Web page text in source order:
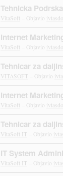
Tehnicka
VitaSoft – Objavio
Internet
VitaSoft – Objavio
Tehnicar za
VITASOFT – Objavio
Internet
VitaSoft – Objavio
Tehnicar za
VitaSoft IT – Objavio
IT System
VitaSoft IT – Objavio